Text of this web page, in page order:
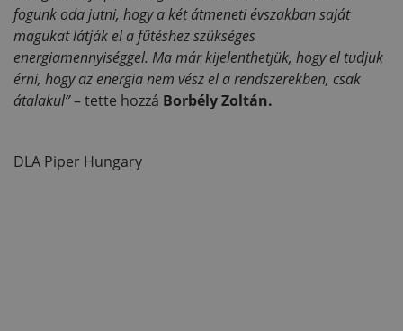
fogunk oda jutni, hogy a két átmeneti évszakban saját
magukat látják el a fűtéshez szükséges
energiamennyiséggel. Ma már kijelenthetjük, hogy el tudjuk
érni, hogy az energia nem vész el a rendszerekben, csak
átalakul”– tette hozzá Borbély Zoltán.
DLA Piper Hungary